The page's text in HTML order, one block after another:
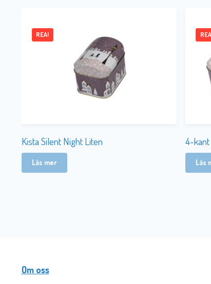
Kista Silent Night Liten
REA!
Läs mer
4-kant
Läs
Om oss